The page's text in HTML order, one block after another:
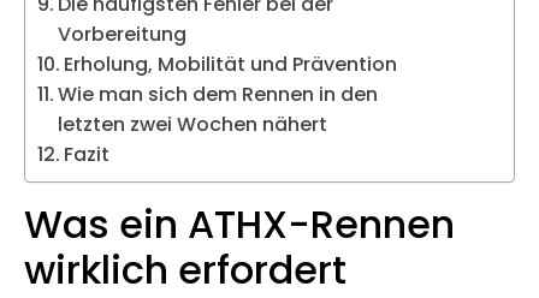
Vorbereitung
Erholung, Mobilität und Prävention
Wie man sich dem Rennen in den
letzten zwei Wochen nähert
Fazit
Was ein ATHX-Rennen
wirklich erfordert